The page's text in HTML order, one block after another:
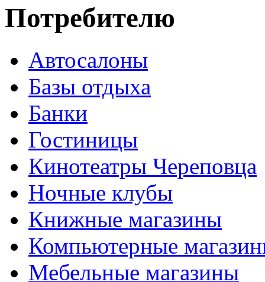
Потребителю
Автосалоны
Базы отдыха
Банки
Гостиницы
Кинотеатры Череповца
Ночные клубы
Книжные магазины
Компьютерные
Мебельные магазины